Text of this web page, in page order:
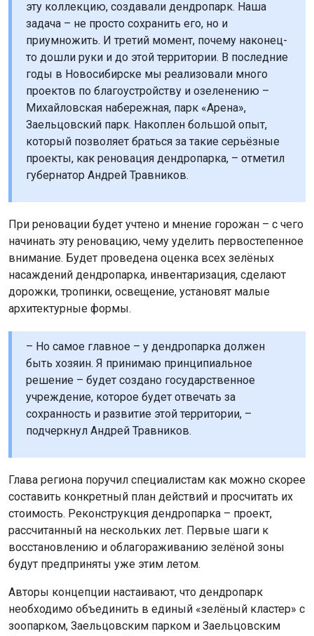
эту коллекцию, создавали дендропарк. Наша
задача – не просто сохранить его, но и
приумножить. И третий момент, почему наконец-
то дошли руки и до этой территории. В последние
годы в Новосибирске мы реализовали много
проектов по благоустройству и озеленению –
Михайловская набережная, парк «Арена»,
Заельцовский парк. Накоплен большой опыт,
который позволяет браться за такие серьёзные
проекты, как реновация дендропарка, – отметил
губернатор Андрей Травников.
При реновации будет учтено и мнение горожан – с чего
начинать эту реновацию, чему уделить первостепенное
внимание. Будет проведена оценка всех зелёных
насаждений дендропарка, инвентаризация, сделают
дорожки, тропинки, освещение, установят малые
архитектурные формы.
– Но самое главное – у дендропарка должен
быть хозяин. Я принимаю принципиальное
решение – будет создано государственное
учреждение, которое будет отвечать за
сохранность и развитие этой территории, –
подчеркнул Андрей Травников.
Глава региона поручил специалистам как можно скорее
составить конкретный план действий и просчитать их
стоимость. Реконструкция дендропарка – проект,
рассчитанный на нескольких лет. Первые шаги к
восстановлению и облагораживанию зелёной зоны
будут предприняты уже этим летом.
Авторы концепции настаивают, что дендропарк
необходимо объединить в единый «зелёный кластер» с
зоопарком, Заельцовским парком и Заельцовским